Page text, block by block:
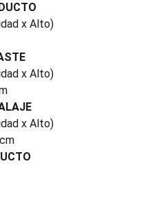
x Alto)
x Alto)
x Alto)